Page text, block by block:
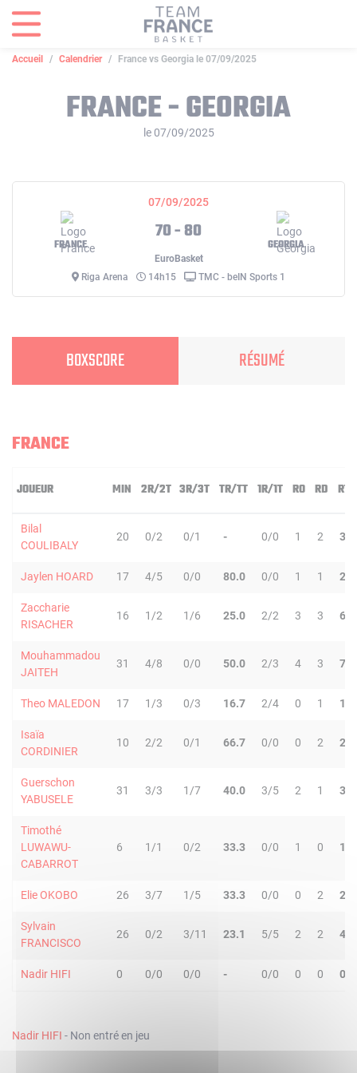
Accueil Calendrier France vs Georgia le 07/09/2025
FRANCE - GEORGIA
le 07/09/2025
07/09/2025
FRANCE
70 - 80
GEORGIA
EuroBasket
Riga Arena
14h15 TMC - beIN Sports 1
BOXSCORE RÉSUMÉ
FRANCE
JOUEUR MIN 2R/2T 3R/3T TR/TT 1R/1T RO RD RT
Bilal
COULIBALY
20 0/2 0/1 - 0/0 1 2 3
Jaylen HOARD 17 4/5 0/0 80.0 0/0 1 1 2
Zaccharie
RISACHER
16 1/2 1/6 25.0 2/2 3 3 6
Mouhammadou
JAITEH
31 4/8 0/0 50.0 2/3 4 3 7
Theo MALEDON 17 1/3 0/3 16.7 2/4 0 1 1
Isaïa
CORDINIER
10 2/2 0/1 66.7 0/0 0 2 2
Guerschon
YABUSELE
31 3/3 1/7 40.0 3/5 2 1 3
Timothé
LUWAWU-
CABARROT
6 1/1 0/2 33.3 0/0 1 0 1
Elie OKOBO 26 3/7 1/5 33.3 0/0 0 2 2
Sylvain
FRANCISCO
26 0/2 3/11 23.1 5/5 2 2 4
Nadir HIFI 0 0/0 0/0 - 0/0 0 0 0
Nadir HIFI - Non entré en jeu
Panneau de gestion des cookies